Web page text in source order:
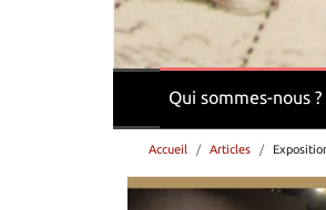
Qui sommes-nous ?
Accueil Articles